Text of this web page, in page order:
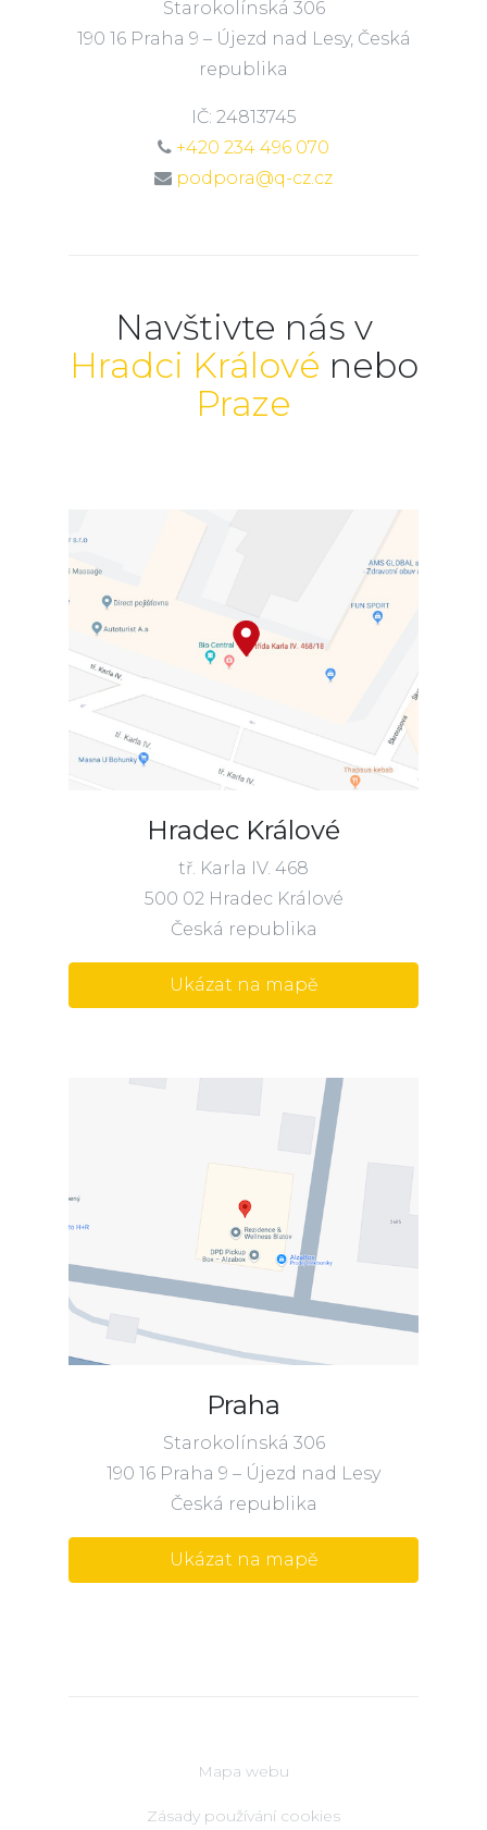
Starokolínská 306
190 16 Praha 9 – Újezd nad Lesy, Česká
republika
IČ: 24813745
+420 234 496 070
podpora@q-cz.cz
Navštivte nás v
Hradci Králové nebo
Praze
Hradec Králové
tř. Karla IV. 468
500 02 Hradec Králové
Česká republika
Ukázat na mapě
Praha
Starokolínská 306
190 16 Praha 9 – Újezd nad Lesy
Česká republika
Ukázat na mapě
Mapa webu
Zásady používání cookies